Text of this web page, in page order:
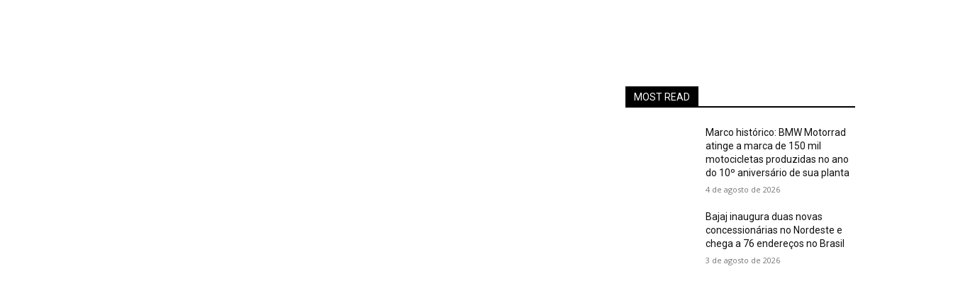
MOST READ
Marco histórico: BMW Motorrad
atinge a marca de 150 mil
motocicletas produzidas no ano
do 10º aniversário de sua planta
4 de agosto de 2026
Bajaj inaugura duas novas
concessionárias no Nordeste e
chega a 76 endereços no Brasil
3 de agosto de 2026